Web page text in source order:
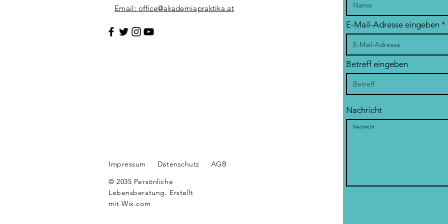
Email:office@akademiapraktika.at
Impressum Datenschutz
AGB
© 2035 Persönliche
Lebensberatung. Erstellt
mitWix.com
E-Mail-Adresse eingeben
Betreff eingeben
Nachricht